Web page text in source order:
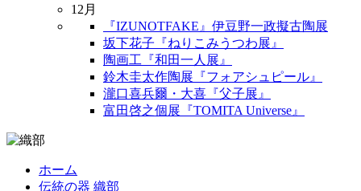
12月
『IZUNOTFAKE』伊豆野一政擬古陶展
坂下花子『ねりこみうつわ展』
陶画工『和田一人展』
鈴木圭太作陶展『フォアシュピール』
瀧口喜兵爾・大喜『父子展』
富田啓之個展『TOMITA Universe』
ホーム
伝統の器 織部